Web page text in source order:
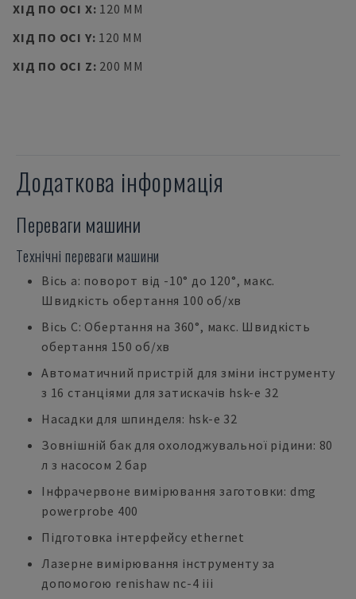
ХІД ПО ОСІ X: 120 MM
ХІД ПО ОСІ Y: 120 MM
ХІД ПО ОСІ Z: 200 MM
Додаткова інформація
Переваги машини
Технічні переваги машини
Вісь a: поворот від -10° до 120°, макс.
Швидкість обертання 100 об/хв
Вісь С: Обертання на 360°, макс. Швидкість
обертання 150 об/хв
Автоматичний пристрій для зміни інструменту
з 16 станціями для затискачів hsk-e 32
Насадки для шпинделя: hsk-e 32
Зовнішній бак для охолоджувальної рідини: 80
л з насосом 2 бар
Інфрачервоне вимірювання заготовки: dmg
powerprobe 400
Підготовка інтерфейсу ethernet
Лазерне вимірювання інструменту за
допомогою renishaw nc-4 iii